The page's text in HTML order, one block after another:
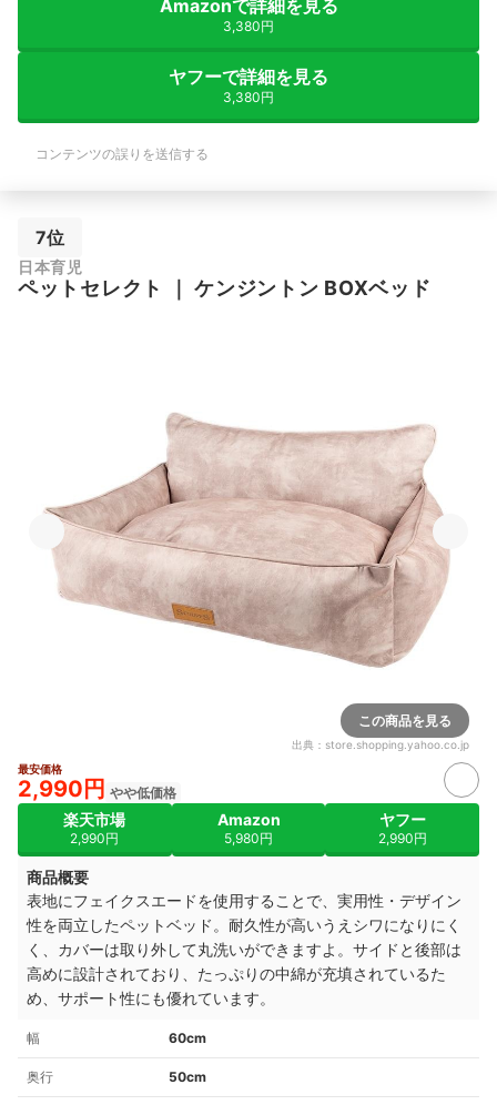
Amazonで詳細を見る
3,380円
ヤフーで詳細を見る
3,380円
コンテンツの誤りを送信する
7位
日本育児
ペットセレクト ｜ケンジントン BOXベッド
この商品を見る
出典： store.shopping.yahoo.co.jp
最安価格
2,990円 やや低価格
楽天市場
2,990円
Amazon
5,980円
ヤフー
2,990円
商品概要
表地にフェイクスエードを使用することで、実用性・デザイン
性を両立したペットベッド。耐久性が高いうえシワになりにく
く、カバーは取り外して丸洗いができますよ。サイドと後部は
高めに設計されており、たっぷりの中綿が充填されているた
め、サポート性にも優れています。
幅 60cm
奥行 50cm